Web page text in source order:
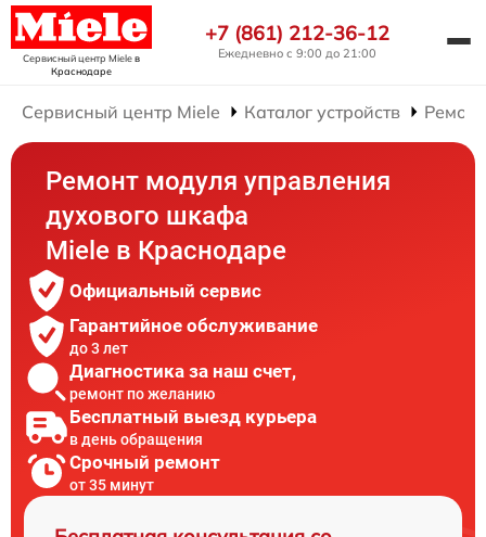
Сервисный центр Mieleв
Краснодаре
+7 (861) 212-36-12
Ежедневно с 9:00 до 21:00
Сервисный центр Miele Каталог устройств
Ремонт модуля управления
духового шкафа
Miele в Краснодаре
Официальный сервис
Гарантийное обслуживание
до 3 лет
Диагностика за наш счет,
ремонт по желанию
Бесплатный выезд курьера
в день обращения
Срочный ремонт
от 35 минут